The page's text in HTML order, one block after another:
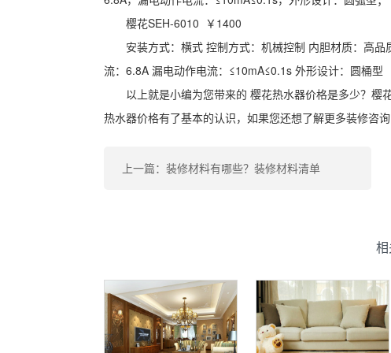
樱花SEH-6010 ￥1400
安装方式：横式 控制方式：机械控制 内胆材质：
流：6.8A 漏电动作电流：≤10mA≤0.1s 外形设计：圆桶型
以上就是小编为您带来的 樱花热水器价格是多少？
热水器价格有了基本的认识，如果您还想了解更多装修咨
上一篇：装修材料有哪些？装修材料清单